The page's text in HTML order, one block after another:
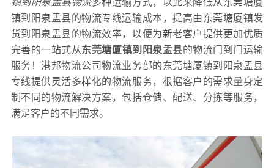
镇到阳泉盂县物流多种运输方式，以此来降低从东莞塘厦
镇到阳泉盂县的物流专线运输成本，提高由东莞塘厦镇发
货到阳泉盂县的物流效率，以便为新老客户提供更加优质
完善的一站式从东莞塘厦镇到阳泉盂县的物流门到门运输
服务！港邦物流公司物流业务部的东莞塘厦镇到阳泉盂县
专线提供灵活多样化的物流服务，根据客户的需求量身定
制不同的物流解决方案，包括仓储、配送、分拣等服务，
满足客户的不同需求。